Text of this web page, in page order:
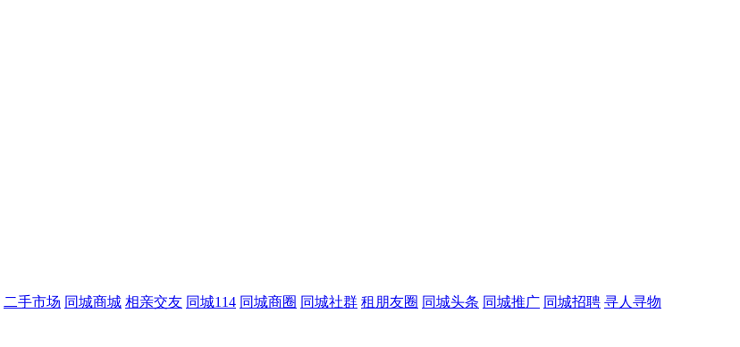
二手市场 同城商城 相亲交友 同城114 同城商圈 同城社群 租朋友圈 同城头条 同城推广 同城招聘 寻人寻物